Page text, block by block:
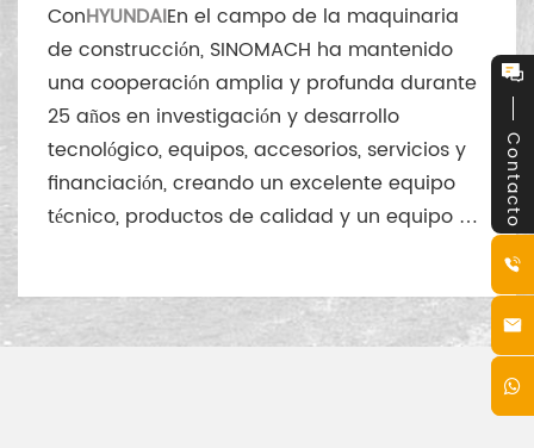
ConHYUNDAIEn el campo de la maquinaria
de construcción, SINOMACH ha mantenido
una cooperación amplia y profunda durante
25 años en investigación y desarrollo
tecnológico, equipos, accesorios, servicios y
financiación, creando un excelente equipo
técnico, productos de calidad y un equipo de
Contacto